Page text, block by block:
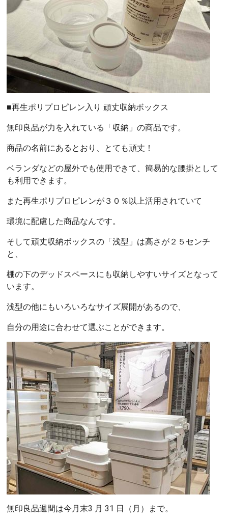
■再生ポリプロピレン入り 頑丈収納ボックス
無印良品が力を入れている「収納」の商品です。
商品の名前にあるとおり、とても頑丈！
ベランダなどの屋外でも使用できて、簡易的な腰掛として
も利用できます。
また再生ポリプロピレンが３０％以上活用されていて
環境に配慮した商品なんです。
そして頑丈収納ボックスの「浅型」は高さが２５センチ
と、
棚の下のデッドスペースにも収納しやすいサイズとなって
います。
浅型の他にもいろいろなサイズ展開があるので、
自分の用途に合わせて選ぶことができます。
無印良品週間は今月末3 月 31 日（月）まで。